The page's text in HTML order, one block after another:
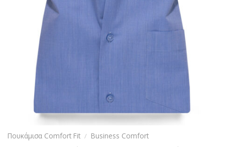
Πουκάμισα Comfort Fit / Business Comfort